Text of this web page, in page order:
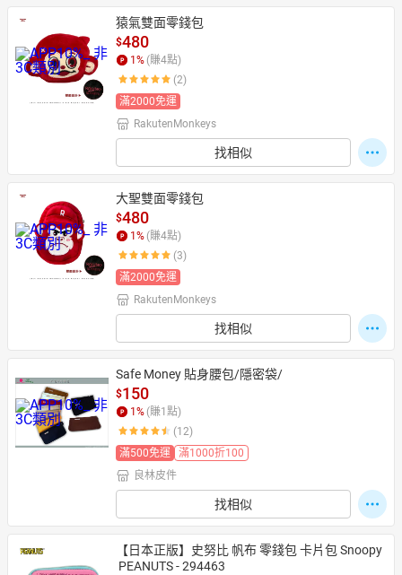
女裝 男裝
電子/紙本書
猿氣雙面零錢包
$480
1 % (賺4點)
(2)
滿2000免運
RakutenMonkeys
找相似
大聖雙面零錢包
$480
1 % (賺4點)
(3)
滿2000免運
RakutenMonkeys
找相似
Safe Money 貼身腰包/隱密袋/
$150
1 % (賺1 點)
(12)
滿500免運
滿1000折100
良林皮件
找相似
【日本正版】史努比 帆布 零錢包 卡片包 Snoopy
PEANUTS - 294463